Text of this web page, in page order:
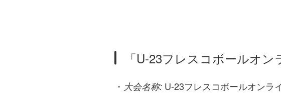
「U-23フレスコボールオ
・ 大会名称:U-23フレスコボールオンラ